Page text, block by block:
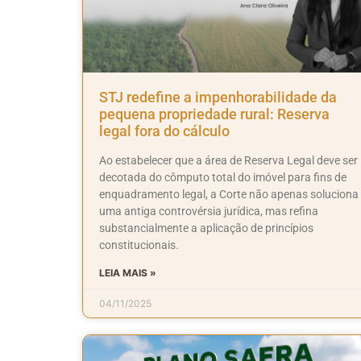
STJ redefine a impenhorabilidade da
pequena propriedade rural: Reserva
legal fora do cálculo
Ao estabelecer que a área de Reserva Legal deve ser
decotada do cômputo total do imóvel para fins de
enquadramento legal, a Corte não apenas soluciona
uma antiga controvérsia jurídica, mas refina
substancialmente a aplicação de princípios
constitucionais.
LEIA MAIS »
04/11/2025